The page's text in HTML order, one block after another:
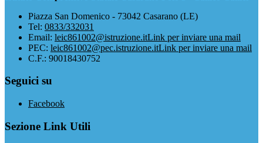
Piazza San Domenico - 73042 Casarano (LE)
Tel: 0833/332031
Email: leic861002@istruzione.itLink per inviare una mail
PEC: leic861002@pec.istruzione.itLink per inviare una mail
C.F.: 90018430752
Seguici su
Facebook
Sezione Link Utili